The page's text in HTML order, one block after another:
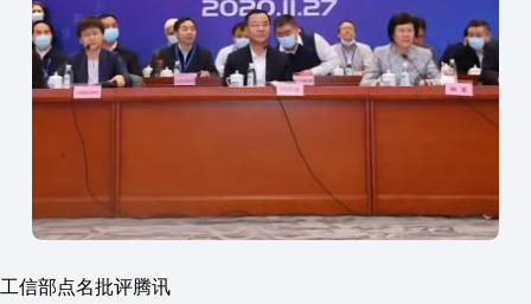
工信部点名批评腾讯